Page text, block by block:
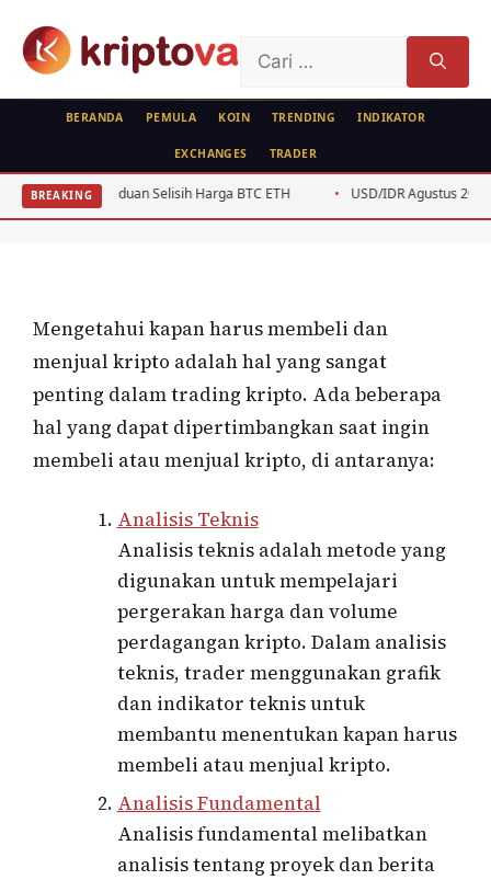
untuk:
BERANDA PEMULA KOIN TRENDING INDIKATOR
EXCHANGES TRADER
BREAKING
Selisih Harga BTC ETH USD/IDR Agustus 2026: Analisis Teknis
FEATURED
Kapan Harus Membeli dan Menjual
Kripto
Mengetahui kapan harus membeli dan
menjual kripto adalah hal yang sangat
penting dalam trading kripto. Ada beberapa
hal yang dapat dipertimbangkan saat ingin
membeli atau menjual kripto, di antaranya:
Analisis Teknis
Analisis teknis adalah metode yang
digunakan untuk mempelajari
pergerakan harga dan volume
perdagangan kripto. Dalam analisis
teknis, trader menggunakan grafik
dan indikator teknis untuk
membantu menentukan kapan harus
membeli atau menjual kripto.
Analisis Fundamental
Analisis fundamental melibatkan
analisis tentang proyek dan berita